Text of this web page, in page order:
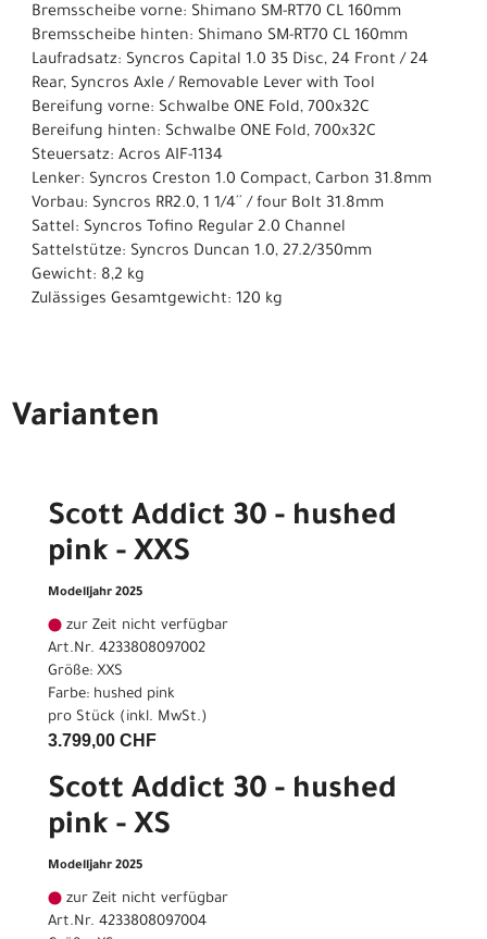
Bremsscheibe vorne: Shimano SM-RT70 CL 160mm
Bremsscheibe hinten: Shimano SM-RT70 CL 160mm
Laufradsatz: Syncros Capital 1.0 35 Disc, 24 Front / 24
Rear, Syncros Axle / Removable Lever with Tool
Bereifung vorne: Schwalbe ONE Fold, 700x32C
Bereifung hinten: Schwalbe ONE Fold, 700x32C
Steuersatz: Acros AIF-1134
Lenker: Syncros Creston 1.0 Compact, Carbon 31.8mm
Vorbau: Syncros RR2.0, 1 1/4´´ / four Bolt 31.8mm
Sattel: Syncros Tofino Regular 2.0 Channel
Sattelstütze: Syncros Duncan 1.0, 27.2/350mm
Gewicht: 8,2 kg
Zulässiges Gesamtgewicht: 120 kg
Varianten
Scott Addict 30 - hushed
pink - XXS
Modelljahr 2025
zur Zeit nicht verfügbar
Art.Nr. 4233808097002
Größe: XXS
Farbe: hushed pink
pro Stück (inkl. MwSt.)
3.799,00 CHF
Scott Addict 30 - hushed
pink - XS
Modelljahr 2025
zur Zeit nicht verfügbar
Art.Nr. 4233808097004